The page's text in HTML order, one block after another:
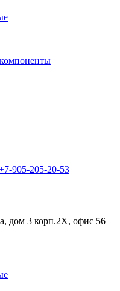
905-205-20-53
дом 3 корп.2X, офис 56